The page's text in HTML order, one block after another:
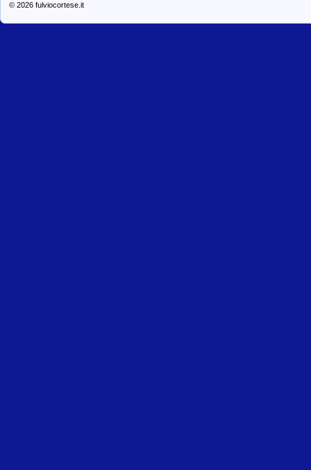
© 2026 fulviocortese.it